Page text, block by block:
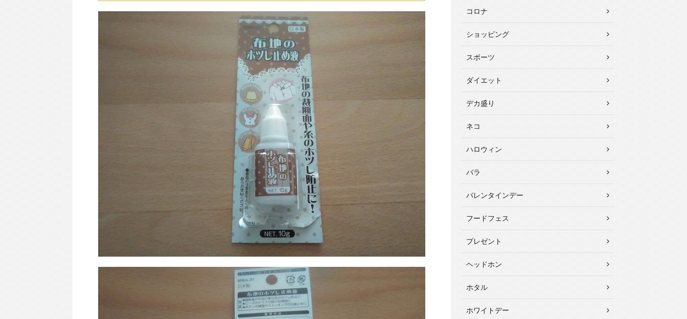
コロナ
ショッピング
スポーツ
ダイエット
デカ盛り
ネコ
ハロウィン
バラ
バレンタインデー
フードフェス
プレゼント
ヘッドホン
ホタル
ホワイトデー